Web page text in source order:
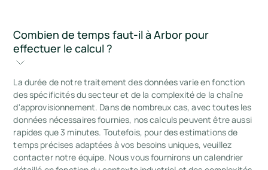
Combien de temps faut-il à Arbor pour
effectuer le calcul ?
La durée de notre traitement des données varie en fonction
des spécificités du secteur et de la complexité de la chaîne
d'approvisionnement. Dans de nombreux cas, avec toutes les
données nécessaires fournies, nos calculs peuvent être aussi
rapides que 3 minutes. Toutefois, pour des estimations de
temps précises adaptées à vos besoins uniques, veuillez
contacter notre équipe. Nous vous fournirons un calendrier